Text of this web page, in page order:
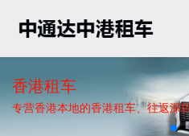
香港租车
专营香港本地的香港租车、往返深